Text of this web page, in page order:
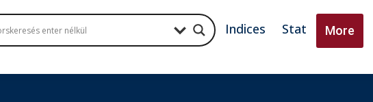
Indices Stat More